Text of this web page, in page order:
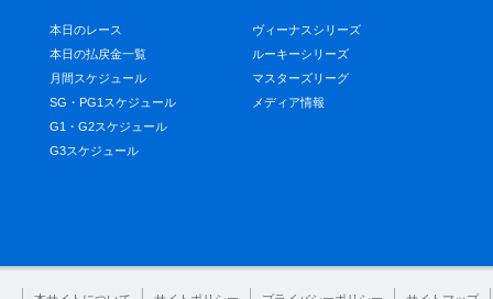
本日のレース
本日の払戻金一覧
月間スケジュール
SG・PG1スケジュール
G1・G2スケジュール
G3スケジュール
ヴィーナスシリーズ
ルーキーシリーズ
マスターズリーグ
メディア情報